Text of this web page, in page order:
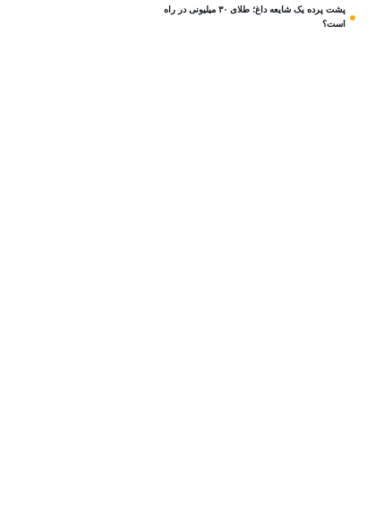
پشت پرده یک شایعه داغ؛ طلای ۳۰ میلیونی در راه
است؟